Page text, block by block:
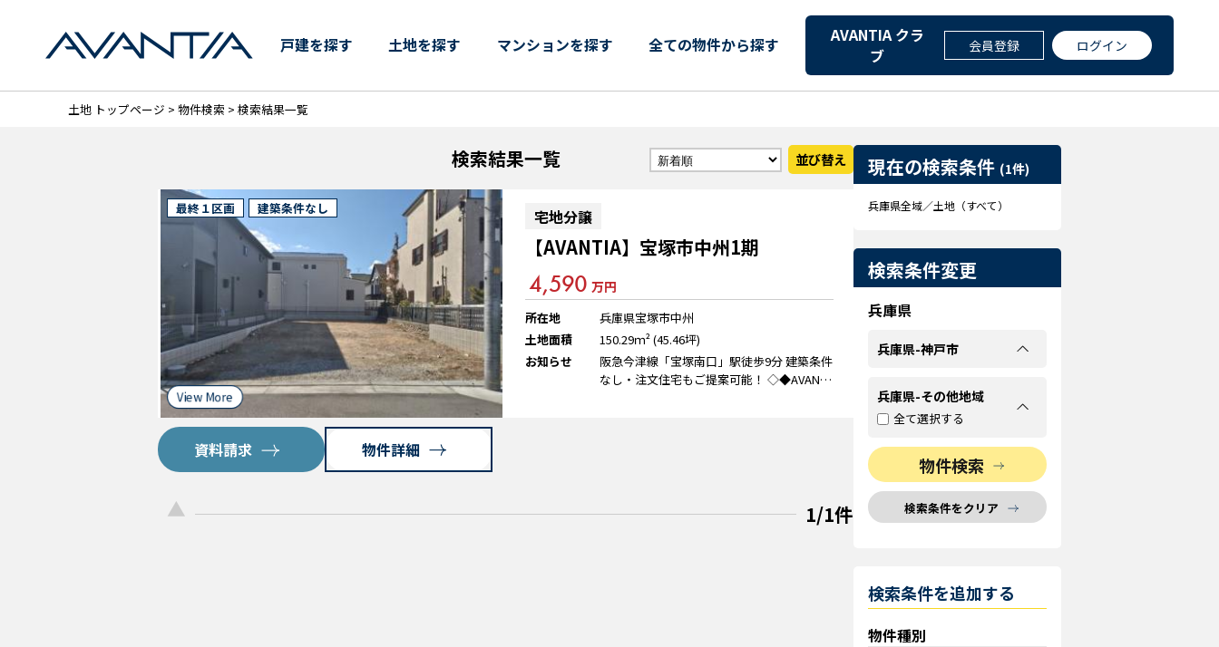
【AVANTIA】兵庫県の土地・分譲地 物件一覧
戸建を探す 土地を探す マンションを探す 全ての物件から探す
AVANTIA クラ
ブ
会員登録 ログイン
土地 トップページ > 物件検索 > 検索結果一覧
検索結果一覧 並び替え
最終１区画 建築条件なし 宅地分譲
【AVANTIA】 宝塚市中州1期
4,590 万円
所在地
兵庫県宝塚市中州
土地面積
150.29ｍ² (45.46坪)
お知らせ
阪急今津線「宝塚南口」駅徒歩9分 建築条件
なし・注文住宅もご提案可能！ ◇◆AVANTI
資料請求 物件詳細
1/1件
現在の検索条件 (1件)
兵庫県全域／土地（すべて）
検索条件変更
兵庫県
兵庫県-神戸市
兵庫県-その他地域
全て選択する
物件検索
検索条件をクリア
検索条件を追加する
物件種別